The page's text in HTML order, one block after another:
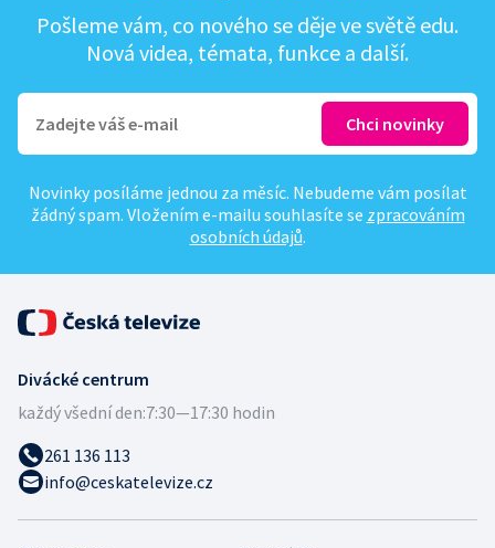
Pošleme vám, co nového se děje ve světě edu.
Nová videa, témata, funkce a další.
Novinky posíláme jednou za měsíc. Nebudeme vám posílat
žádný spam. Vložením e-mailu souhlasíte se zpracováním
osobních údajů.